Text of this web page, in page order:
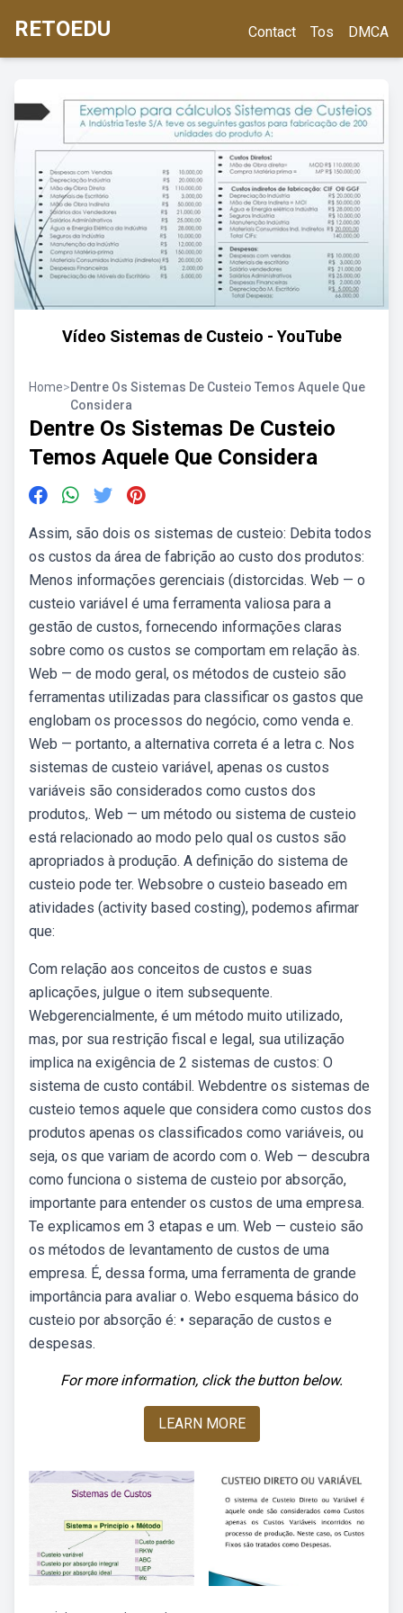
RETOEDU Contact Tos DMCA
Vídeo Sistemas de Custeio - YouTube
Home>Dentre Os Sistemas De Custeio Temos Aquele Que
Considera
Dentre Os Sistemas De Custeio
Temos Aquele Que Considera
Assim, são dois os sistemas de custeio: Debita todos
os custos da área de fabrição ao custo dos produtos:
Menos informações gerenciais (distorcidas. Web — o
custeio variável é uma ferramenta valiosa para a
gestão de custos, fornecendo informações claras
sobre como os custos se comportam em relação às.
Web — de modo geral, os métodos de custeio são
ferramentas utilizadas para classificar os gastos que
englobam os processos do negócio, como venda e.
Web — portanto, a alternativa correta é a letra c. Nos
sistemas de custeio variável, apenas os custos
variáveis são considerados como custos dos
produtos,. Web — um método ou sistema de custeio
está relacionado ao modo pelo qual os custos são
apropriados à produção. A definição do sistema de
custeio pode ter. Websobre o custeio baseado em
atividades (activity based costing), podemos afirmar
que:
Com relação aos conceitos de custos e suas
aplicações, julgue o item subsequente.
Webgerencialmente, é um método muito utilizado,
mas, por sua restrição fiscal e legal, sua utilização
implica na exigência de 2 sistemas de custos: O
sistema de custo contábil. Webdentre os sistemas de
custeio temos aquele que considera como custos dos
produtos apenas os classificados como variáveis, ou
seja, os que variam de acordo com o. Web — descubra
como funciona o sistema de custeio por absorção,
importante para entender os custos de uma empresa.
Te explicamos em 3 etapas e um. Web — custeio são
os métodos de levantamento de custos de uma
empresa. É, dessa forma, uma ferramenta de grande
importância para avaliar o. Webo esquema básico do
custeio por absorção é: • separação de custos e
despesas.
For more information, click the button below.
LEARN MORE